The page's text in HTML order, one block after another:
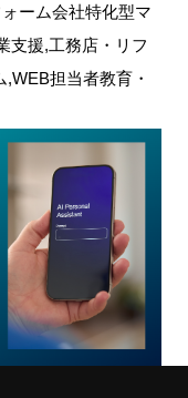
ーム会社特化型マ
支援,工務店・リフ
担当者教育・